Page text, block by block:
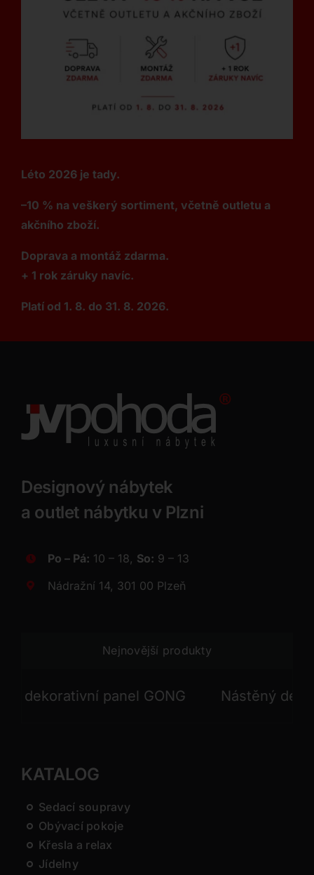
Léto 2026 je tady.
–10 % na veškerý sortiment, včetně outletu a
akčního zboží.
Doprava a montáž zdarma.
+ 1 rok záruky navíc.
Platí od 1. 8. do 31. 8. 2026.
Designový nábytek
a outlet nábytku v Plzni
Po – Pá: 10 – 18, So: 9 – 13
Nádražní 14, 301 00 Plzeň
Nejnovější produkty
panel GONG Nástěný
KATALOG
Sedací soupravy
Obývací pokoje
Křesla a relax
Jídelny